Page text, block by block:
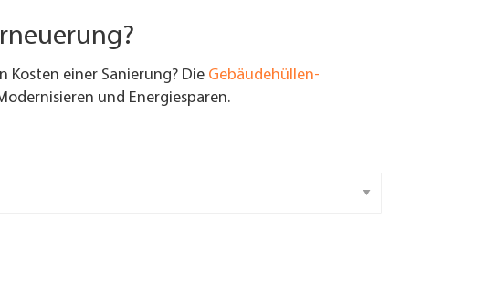
Kosten einer Sanierung? Die Gebäudehüllen-
und Energiesparen.